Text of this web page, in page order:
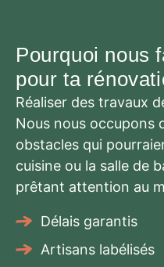
Pourquoi nous
pour ta
Réaliser des travaux
Nous nous occupons
obstacles qui
cuisine ou la salle de
prêtant attention au
Délais garantis
Artisans labélisés